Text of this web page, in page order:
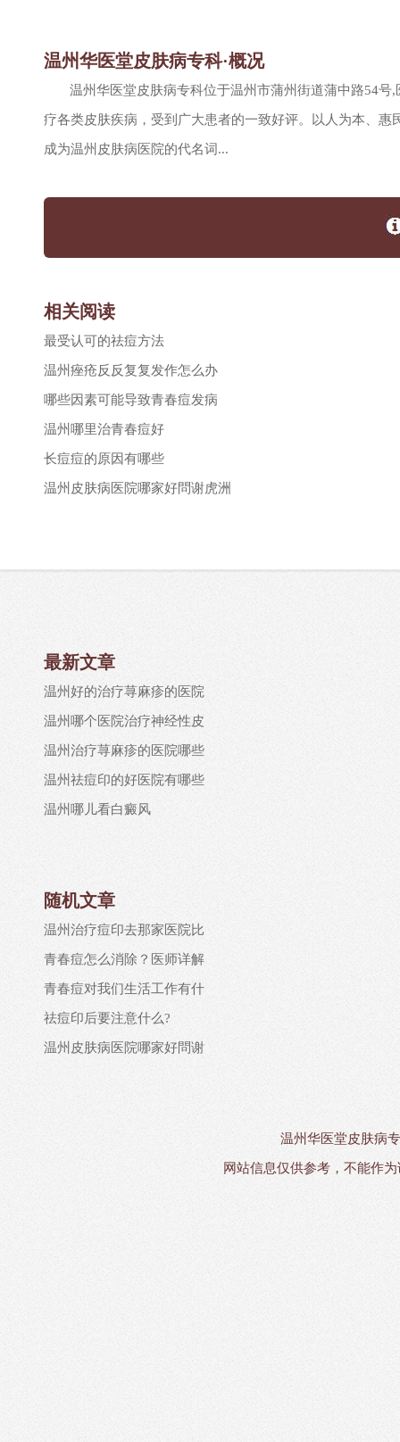
温州华医堂皮肤病专科·概况
温州华医堂皮肤病专科位于温州市蒲州街道蒲中路54
疗各类皮肤疾病，受到广大患者的一致好评。以人为本、
成为温州皮肤病医院的代名词...
相关阅读
最受认可的祛痘方法
温州痤疮反反复复发作怎么办
哪些因素可能导致青春痘发病
温州哪里治青春痘好
长痘痘的原因有哪些
温州皮肤病医院哪家好問谢虎洲
最新文章
温州好的治疗荨麻疹的医院
温州哪个医院治疗神经性皮
温州治疗荨麻疹的医院哪些
温州祛痘印的好医院有哪些
温州哪儿看白癜风
随机文章
温州治疗痘印去那家医院比
青春痘怎么消除？医师详解
青春痘对我们生活工作有什
祛痘印后要注意什么?
温州皮肤病医院哪家好問谢
温州华医堂皮肤病
网站信息仅供参考，不能作